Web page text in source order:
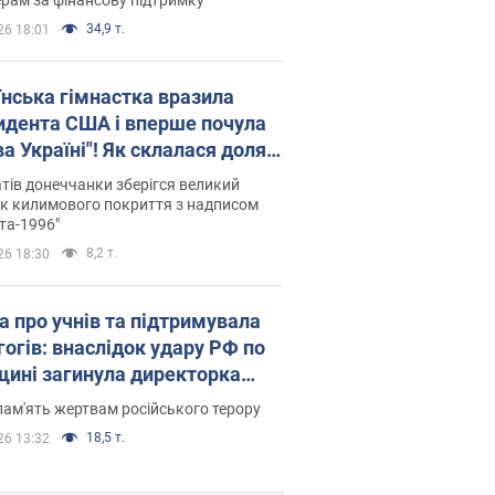
18:01 34,9 т.
гімнастка вразила
США і вперше почула
Україні"! Як склалася доля
яка 30 років тому
"золото" Олімпіади
донеччанки зберігся великий
килимового покриття з надписом
1996"
18:30 8,2 т.
про учнів та підтримувала
внаслідок удару РФ по
загинула директорка
ліцею, її чоловік та онук
жертвам російського терору
13:32 18,5 т.